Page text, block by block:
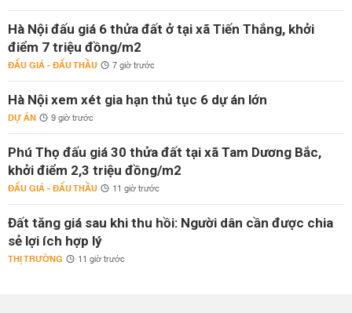
Hà Nội đấu giá 6 thửa đất ở tại xã Tiến Thắng, khởi
điểm 7 triệu đồng/m2
ĐẤU GIÁ - ĐẤU THẦU 7 giờ trước
Hà Nội xem xét gia hạn thủ tục 6 dự án lớn
DỰ ÁN 9 giờ trước
Phú Thọ đấu giá 30 thửa đất tại xã Tam Dương Bắc,
khởi điểm 2,3 triệu đồng/m2
ĐẤU GIÁ - ĐẤU THẦU 11 giờ trước
Đất tăng giá sau khi thu hồi: Người dân cần được chia
sẻ lợi ích hợp lý
THỊ TRƯỜNG 11 giờ trước